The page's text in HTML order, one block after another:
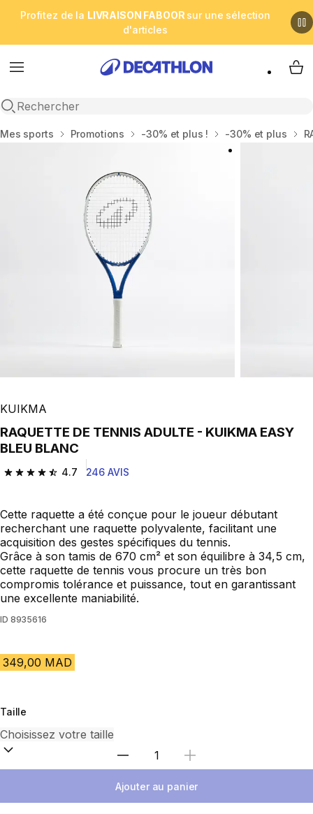
Profitez de la LIVRAISON FABOOR sur une sélection
d'articles
Menu
Open search
My
Accueil
Mes sports Promotions -30% et plus ! -30% et plus
KUIKMA
RAQUETTE DE TENNIS ADULTE - KUIKMA EASY
BLEU BLANC
4.7
4.7 out of 5 stars from 246 reviews
246 AVIS
Cette raquette a été conçue pour le joueur débutant
recherchant une raquette polyvalente, facilitant une
acquisition des gestes spécifiques du tennis.
Grâce à son tamis de 670 cm² et son équilibre à 34,5 cm,
cette raquette de tennis vous procure un très bon
compromis tolérance et puissance, tout en garantissant
une excellente maniabilité.
ID 8935616
349,00 MAD
Taille
Sélectionnez la quantité
Ajouter au panier